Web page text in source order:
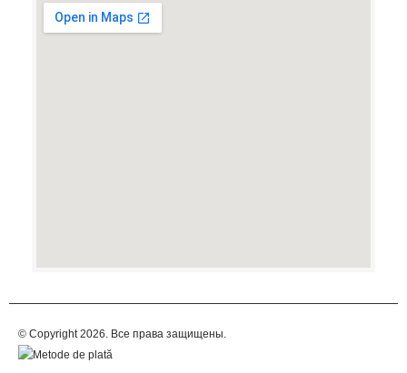
© Copyright 2026. Все права защищены.